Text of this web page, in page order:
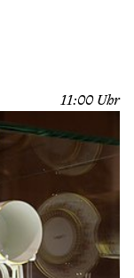
11:00 Uhr